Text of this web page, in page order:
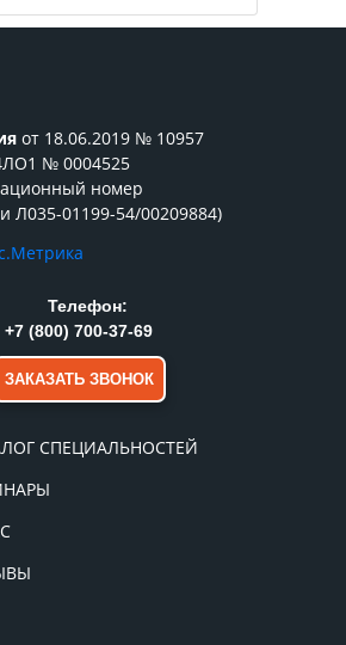
от 18.06.2019 № 10957
№ 0004525
номер
Л035-01199-54/00209884)
СПЕЦИАЛЬНОСТЕЙ
Телефон:
+7 (800) 700-37-69
ЗАКАЗАТЬ ЗВОНОК